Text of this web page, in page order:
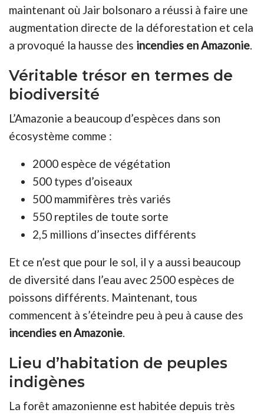
maintenant où Jair bolsonaro a réussi à faire une
augmentation directe de la déforestation et cela
a provoqué la hausse des incendies en Amazonie.
Véritable trésor en termes de
biodiversité
L’Amazonie a beaucoup d’espèces dans son
écosystème comme :
2000 espèce de végétation
500 types d’oiseaux
500 mammifères très variés
550 reptiles de toute sorte
2,5 millions d’insectes différents
Et ce n’est que pour le sol, il y a aussi beaucoup
de diversité dans l’eau avec 2500 espèces de
poissons différents. Maintenant, tous
commencent à s’éteindre peu à peu à cause des
incendies en Amazonie.
Lieu d’habitation de peuples
indigènes
La forêt amazonienne est habitée depuis très